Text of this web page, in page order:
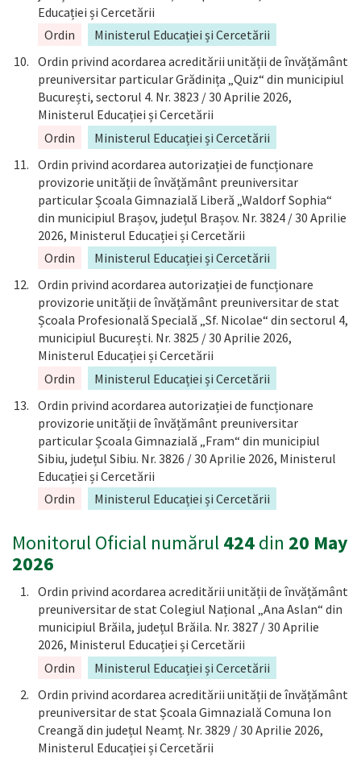
Educației și Cercetării
Ordin
Ministerul Educației și Cercetării
Ordin privind acordarea acreditării unității de învățământ
preuniversitar particular Grădinița „Quiz“ din municipiul
București, sectorul 4. Nr. 3823 / 30 Aprilie 2026,
Ministerul Educației și Cercetării
Ordin
Ministerul Educației și Cercetării
Ordin privind acordarea autorizației de funcționare
provizorie unității de învățământ preuniversitar
particular Școala Gimnazială Liberă „Waldorf Sophia“
din municipiul Brașov, județul Brașov. Nr. 3824 / 30 Aprilie
2026, Ministerul Educației și Cercetării
Ordin
Ministerul Educației și Cercetării
Ordin privind acordarea autorizației de funcționare
provizorie unității de învățământ preuniversitar de stat
Școala Profesională Specială „Sf. Nicolae“ din sectorul 4,
municipiul București. Nr. 3825 / 30 Aprilie 2026,
Ministerul Educației și Cercetării
Ordin
Ministerul Educației și Cercetării
Ordin privind acordarea autorizației de funcționare
provizorie unității de învățământ preuniversitar
particular Școala Gimnazială „Fram“ din municipiul
Sibiu, județul Sibiu. Nr. 3826 / 30 Aprilie 2026, Ministerul
Educației și Cercetării
Ordin
Ministerul Educației și Cercetării
Monitorul Oficial numărul424din 20 May
2026
Ordin privind acordarea acreditării unității de învățământ
preuniversitar de stat Colegiul Național „Ana Aslan“ din
municipiul Brăila, județul Brăila. Nr. 3827 / 30 Aprilie
2026, Ministerul Educației și Cercetării
Ordin
Ministerul Educației și Cercetării
Ordin privind acordarea acreditării unității de învățământ
preuniversitar de stat Școala Gimnazială Comuna Ion
Creangă din județul Neamț. Nr. 3829 / 30 Aprilie 2026,
Ministerul Educației și Cercetării